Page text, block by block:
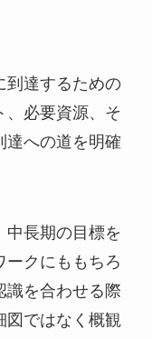
到達するための
、必要資源、そ
達への道を明確
中長期の目標を
ークにももちろ
識を合わせる際
図ではなく概観